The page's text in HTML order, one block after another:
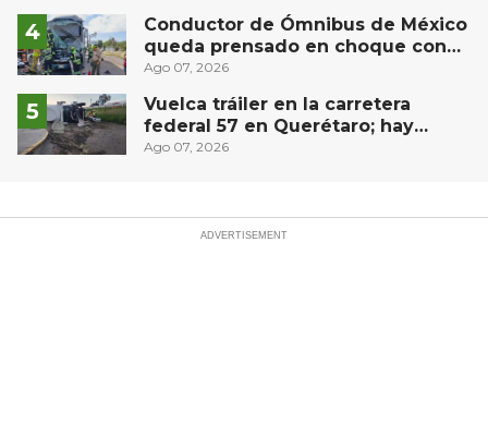
Conductor de Ómnibus de México
queda prensado en choque con
materialista en San Juan del Río
Ago 07, 2026
Vuelca tráiler en la carretera
federal 57 en Querétaro; hay
derrame de combustible
Ago 07, 2026